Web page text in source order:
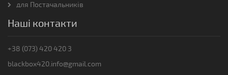
для Постачальників
Наші контакти
+38 (073) 420 420 3
blackbox420.info@gmail.com